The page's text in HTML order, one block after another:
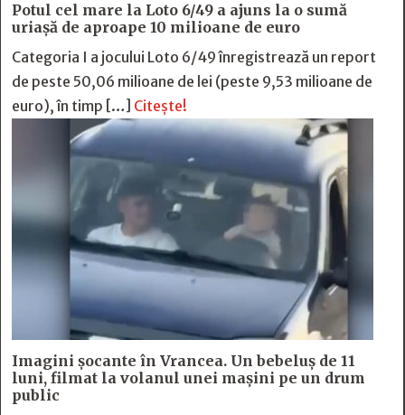
Potul cel mare la Loto 6/49 a ajuns la o sumă
uriașă de aproape 10 milioane de euro
Categoria I a jocului Loto 6/49 înregistrează un report
de peste 50,06 milioane de lei (peste 9,53 milioane de
euro), în timp […] Citește!
Imagini șocante în Vrancea. Un bebeluș de 11
luni, filmat la volanul unei mașini pe un drum
public